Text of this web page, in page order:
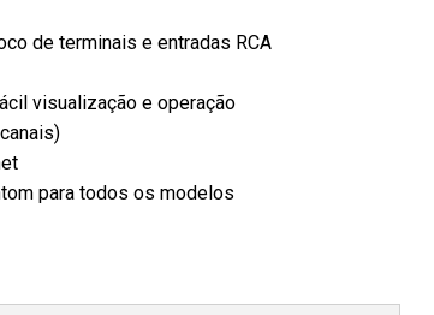
de terminais e entradas RCA
visualização e operação
para todos os modelos